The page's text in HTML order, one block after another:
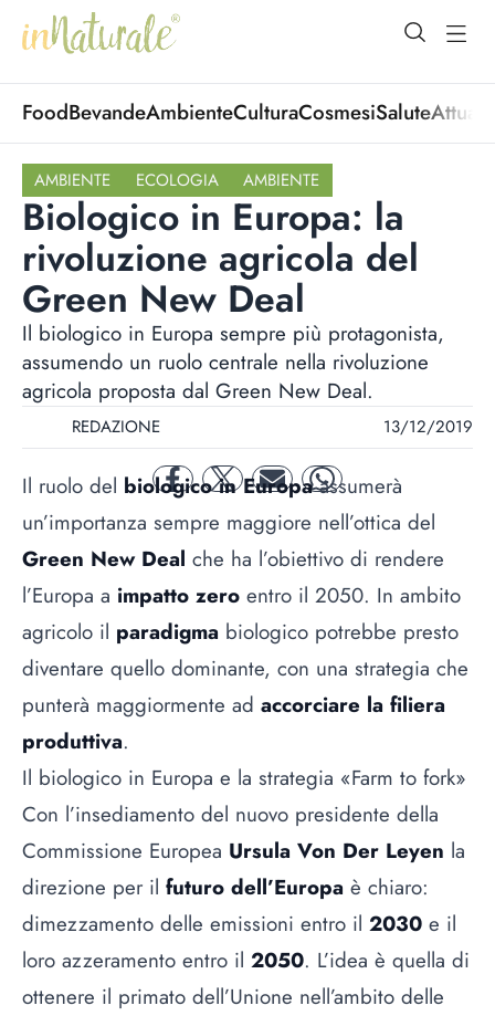
open
FoodBevandeAmbienteCulturaCosmesiSalute
AMBIENTE ECOLOGIA AMBIENTE
Biologico in Europa: la
rivoluzione agricola del
Green New Deal
Il biologico in Europa sempre più protagonista,
assumendo un ruolo centrale nella rivoluzione
agricola proposta dal Green New Deal.
REDAZIONE 13/12/2019
facebooktwitter mail whatsapp
Il ruolo del biologico in Europaassumerà
un’importanza sempre maggiore nell’ottica del
Green New Deal che ha l’obiettivo di rendere
l’Europa a impatto zero entro il 2050. In ambito
agricolo il paradigma biologico potrebbe presto
diventare quello dominante, con una strategia che
punterà maggiormente ad accorciare la filiera
produttiva.
Il biologico in Europa e la strategia «Farm to fork»
Con l’insediamento del nuovo presidente della
Commissione Europea Ursula Von Der Leyen la
direzione per il futuro dell’Europa è chiaro:
dimezzamento delle emissioni entro il 2030 e il
loro azzeramento entro il 2050. L’idea è quella di
ottenere il primato dell’Unione nell’ambito delle